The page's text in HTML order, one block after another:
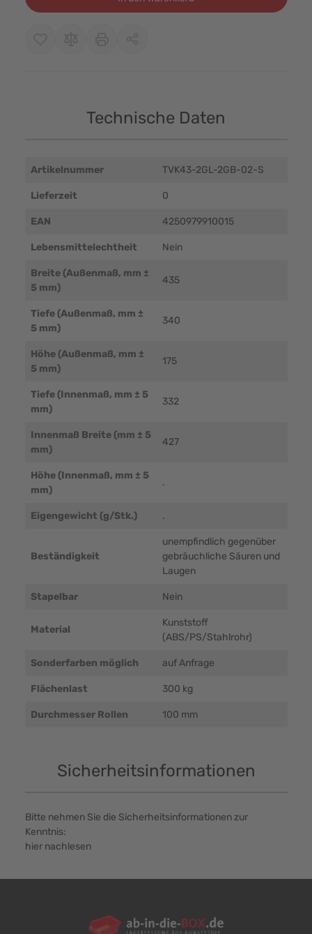
Technische Daten
Artikelnummer TVK43-2GL-2GB-02-S
Lieferzeit 0
EAN 4250979910015
Lebensmittelechtheit Nein
Breite (Außenmaß, mm ±
5 mm)
435
Tiefe (Außenmaß, mm ±
5 mm)
340
Höhe (Außenmaß, mm ±
5 mm)
175
Tiefe (Innenmaß, mm ± 5
mm)
332
Innenmaß Breite (mm ± 5
mm)
427
Höhe (Innenmaß, mm ± 5
mm)
.
Eigengewicht (g/Stk.) .
Beständigkeit
unempfindlich gegenüber
gebräuchliche Säuren und
Laugen
Stapelbar Nein
Material
Kunststoff
(ABS/PS/Stahlrohr)
Sonderfarben möglich auf Anfrage
Flächenlast 300 kg
Durchmesser Rollen 100 mm
Sicherheitsinformationen
Bitte nehmen Sie die Sicherheitsinformationen zur
Kenntnis:
hier nachlesen